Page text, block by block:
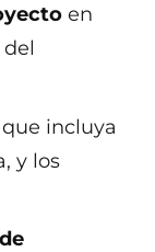
en
que incluya
y los